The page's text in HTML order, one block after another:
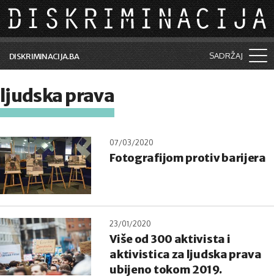
Skip to main content
DISKRIMINACIJA.BA SADRŽAJ
Vijesti i događaji
Kolumne
Lične priče
Saradnja sa medijima
Pretraga
ljudska prava
07/03/2020
Fotografijom protiv barijera
23/01/2020
Više od 300 aktivista i
aktivistica za ljudska prava
ubijeno tokom 2019.